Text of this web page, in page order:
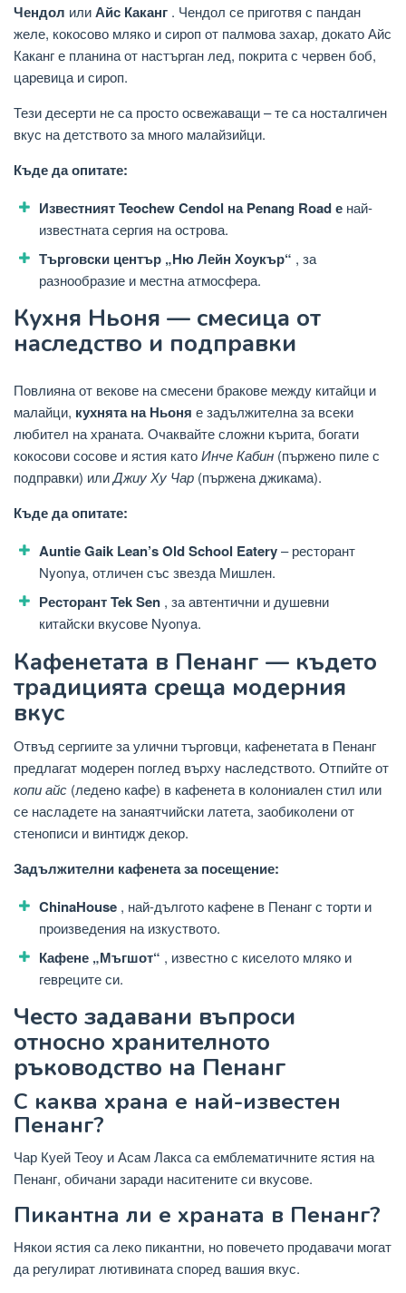
Чендол илиАйс Каканг . Чендол се приготвя с пандан
желе, кокосово мляко и сироп от палмова захар, докато Айс
Каканг е планина от настърган лед, покрита с червен боб,
царевица и сироп.
Тези десерти не са просто освежаващи – те са носталгичен
вкус на детството за много малайзийци.
Къде да опитате:
Известният Teochew Cendol на Penang Road е най-
известната сергия на острова.
Търговски център „Ню Лейн Хоукър“ , за
разнообразие и местна атмосфера.
Кухня Ньоня — смесица от
наследство и подправки
Повлияна от векове на смесени бракове между китайци и
малайци, кухнята на Ньоня е задължителна за всеки
любител на храната. Очаквайте сложни кърита, богати
кокосови сосове и ястия катоИнче Кабин (пържено пиле с
подправки) илиДжиу Ху Чар (пържена джикама).
Къде да опитате:
Auntie Gaik Lean’s Old School Eatery– ресторант
Nyonya, отличен със звезда Мишлен.
Ресторант Tek Sen , за автентични и душевни
китайски вкусове Nyonya.
Кафенетата в Пенанг — където
традицията среща модерния
вкус
Отвъд сергиите за улични търговци, кафенетата в Пенанг
предлагат модерен поглед върху наследството. Отпийте от
копи айс (ледено кафе) в кафенета в колониален стил или
се насладете на занаятчийски латета, заобиколени от
стенописи и винтидж декор.
Задължителни кафенета за посещение:
ChinaHouse , най-дългото кафене в Пенанг с торти и
произведения на изкуството.
Кафене „Мъгшот“ , известно с киселото мляко и
гевреците си.
Често задавани въпроси
относно хранителното
ръководство на Пенанг
С каква храна е най-известен
Пенанг?
Чар Куей Теоу и Асам Лакса са емблематичните ястия на
Пенанг, обичани заради наситените си вкусове.
Пикантна ли е храната в Пенанг?
Някои ястия са леко пикантни, но повечето продавачи могат
да регулират лютивината според вашия вкус.